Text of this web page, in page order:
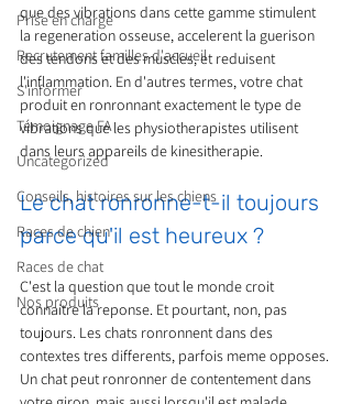
Prise en charge
Recrutement familles d'accueil
S'informer
Témoignage FA
Uncategorized
Conseils, histoires sur les chiens
Races de chien
Races de chat
Nos produits
que des vibrations dans cette gamme stimulent
la regeneration osseuse, accelerent la guerison
des tendons et des muscles, et reduisent
l'inflammation. En d'autres termes, votre chat
produit en ronronnant exactement le type de
vibrations que les physiotherapistes utilisent
dans leurs appareils de kinesitherapie.
Le chat ronronne-t-il toujours
parce qu'il est heureux ?
C'est la question que tout le monde croit
connaitre la reponse. Et pourtant, non, pas
toujours. Les chats ronronnent dans des
contextes tres differents, parfois meme opposes.
Un chat peut ronronner de contentement dans